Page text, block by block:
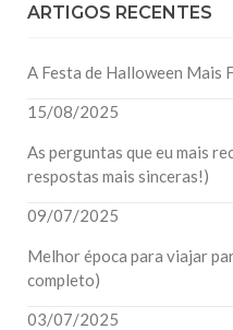
ARTIGOS RECENTES
A Festa de Halloween Mais
15/08/2025
As perguntas que eu mais
respostas mais sinceras!)
09/07/2025
Melhor época para viajar
completo)
03/07/2025